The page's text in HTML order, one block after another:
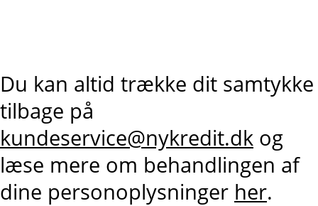
Du kan altid trække dit samtykke
tilbage på
kundeservice@nykredit.dk og
læse mere om behandlingen af
dine personoplysninger her.